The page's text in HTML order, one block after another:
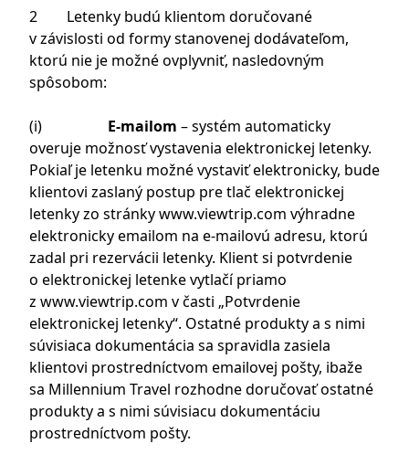
2 Letenky budú klientom doručované
v závislosti od formy stanovenej dodávateľom,
ktorú nie je možné ovplyvniť, nasledovným
spôsobom:
(i) E-mailom – systém automaticky
overuje možnosť vystavenia elektronickej letenky.
Pokiaľ je letenku možné vystaviť elektronicky, bude
klientovi zaslaný postup pre tlač elektronickej
letenky zo stránkywww.viewtrip.com výhradne
elektronicky emailom na e-mailovú adresu, ktorú
zadal pri rezervácii letenky. Klient si potvrdenie
o elektronickej letenke vytlačí priamo
z www.viewtrip.com v časti „Potvrdenie
elektronickej letenky“. Ostatné produkty a s nimi
súvisiaca dokumentácia sa spravidla zasiela
klientovi prostredníctvom emailovej pošty, ibaže
sa Millennium Travel rozhodne doručovať ostatné
produkty a s nimi súvisiacu dokumentáciu
prostredníctvom pošty.